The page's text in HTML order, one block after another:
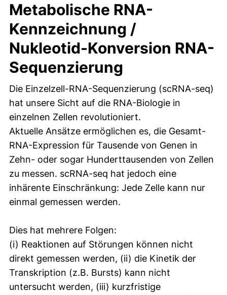
Metabolische RNA-
Kennzeichnung /
Nukleotid-Konversion RNA-
Sequenzierung
Die Einzelzell-RNA-Sequenzierung (scRNA-seq)
hat unsere Sicht auf die RNA-Biologie in
einzelnen Zellen revolutioniert.
Aktuelle Ansätze ermöglichen es, die Gesamt-
RNA-Expression für Tausende von Genen in
Zehn- oder sogar Hunderttausenden von Zellen
zu messen. scRNA-seq hat jedoch eine
inhärente Einschränkung: Jede Zelle kann nur
einmal gemessen werden.
Dies hat mehrere Folgen:
(i) Reaktionen auf Störungen können nicht
direkt gemessen werden, (ii) die Kinetik der
Transkription (z.B. Bursts) kann nicht
untersucht werden, (iii) kurzfristige